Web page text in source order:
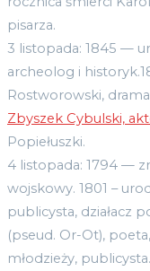
pisarza.
3 listopada: 1845 —
archeolog i
Rostworowski,
Zbyszek Cybulski,
Popiełuszki.
4 listopada: 1794 —
wojskowy. 1801 –
publicysta, działacz
(pseud. Or-Ot),
młodzieży, publicysta.